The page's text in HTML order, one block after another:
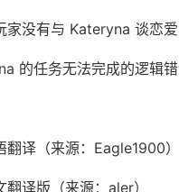
家没有与 Kateryna 谈恋爱
的任务无法完成的逻辑
翻译（来源：Eagle1900）
译版（来源：aler）